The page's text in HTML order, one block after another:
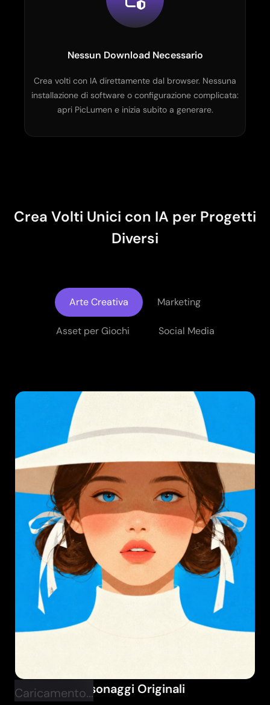
Nessun Download Necessario
Crea volti con IA direttamente dal browser. Nessuna
installazione di software o configurazione complicata:
apri PicLumen e inizia subito a generare.
Crea Volti Unici con IA per Progetti
Diversi
Arte Creativa Marketing
Asset per Giochi Social Media
Caricamento...
Dai Vita a Personaggi Originali